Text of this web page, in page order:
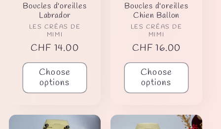
Boucles d'oreilles
Labrador
Vendor:
LES CRÉAS DE
MIMI
Regular
price
CHF 14.00
Choose
options
Boucles d'oreilles
Chien Ballon
Vendor:
LES CRÉAS DE
MIMI
Regular
price
CHF 16.00
Choose
options